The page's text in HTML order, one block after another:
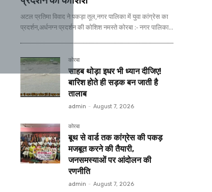
अटल प्रतिमा विवाद ने पकड़ा तूल,नगर पालिका में युवा कांग्रेस का
प्रदर्शन,अर्धनग्न प्रदर्शन की कोशिश नमस्ते कोरबा :- नगर पालिका...
कोरबा
साहब थोड़ा इधर भी ध्यान दीजिए!
बारिश होते ही सड़क बन जाती है
तालाब
admin - August 7, 2026
कोरबा
बूथ से वार्ड तक कांग्रेस की पकड़
मजबूत करने की तैयारी,
जनसमस्याओं पर आंदोलन की
रणनीति
admin - August 7, 2026